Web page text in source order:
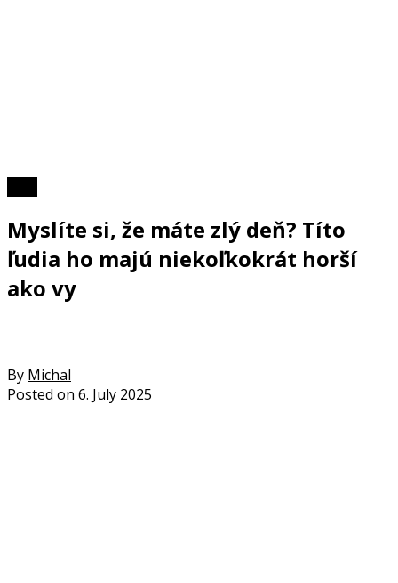
Myslíte si, že máte zlý deň? Títo
ľudia ho majú niekoľkokrát horší
ako vy
By Michal
Posted on 6. July 2025